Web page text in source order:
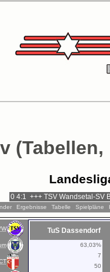
Ergebnisse Tabelle Spielpläne
TuS Dassendorf
63,03%
7
50